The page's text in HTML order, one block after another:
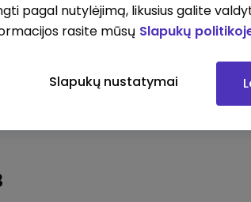
pagal nutylėjimą, likusius galite
rasite mūsų Slapukų
Slapukų nustatymai